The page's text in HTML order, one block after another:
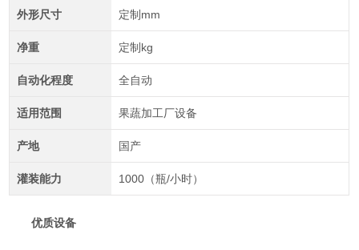
外形尺寸 定制mm
净重 定制kg
自动化程度 全自动
适用范围 果蔬加工厂设备
产地 国产
灌装能力 1000（瓶/小时）
优质设备